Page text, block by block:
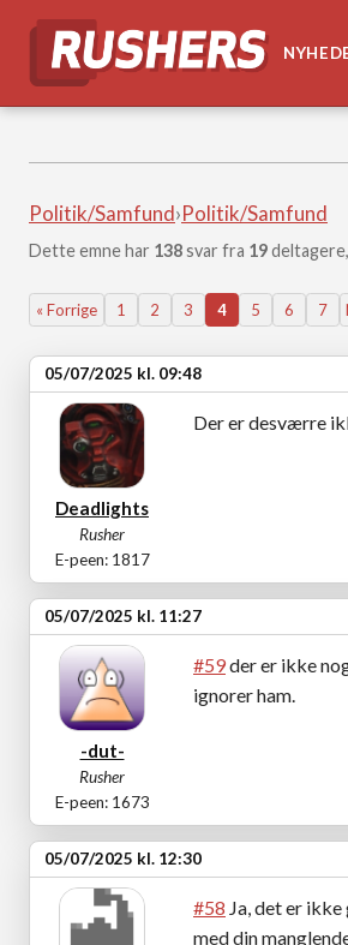
Politik/Samfund›Politik/Samfund
Dette emne har 138svar fra 19
« Forrige 1 2 3 4 5 6 7
05/07/2025 kl. 09:48
Deadlights
Rusher
E-peen: 1817
Der er desværre
05/07/2025 kl. 11:27
-dut-
Rusher
E-peen: 1673
#59der er ikke
ignorer ham.
05/07/2025 kl. 12:30
#58 Ja, det er
med din